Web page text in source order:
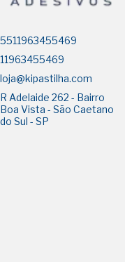
5511963455469
11963455469
loja@kipastilha.com
R Adelaide 262 - Bairro
Boa Vista - São Caetano
do Sul - SP